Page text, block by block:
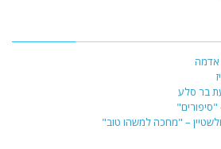
אדמה
בר סלע
– "מחכה למשהו טוב"